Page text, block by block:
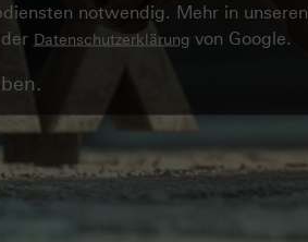
notwendig. Mehr in unseren
Datenschutzerklärung von Google.